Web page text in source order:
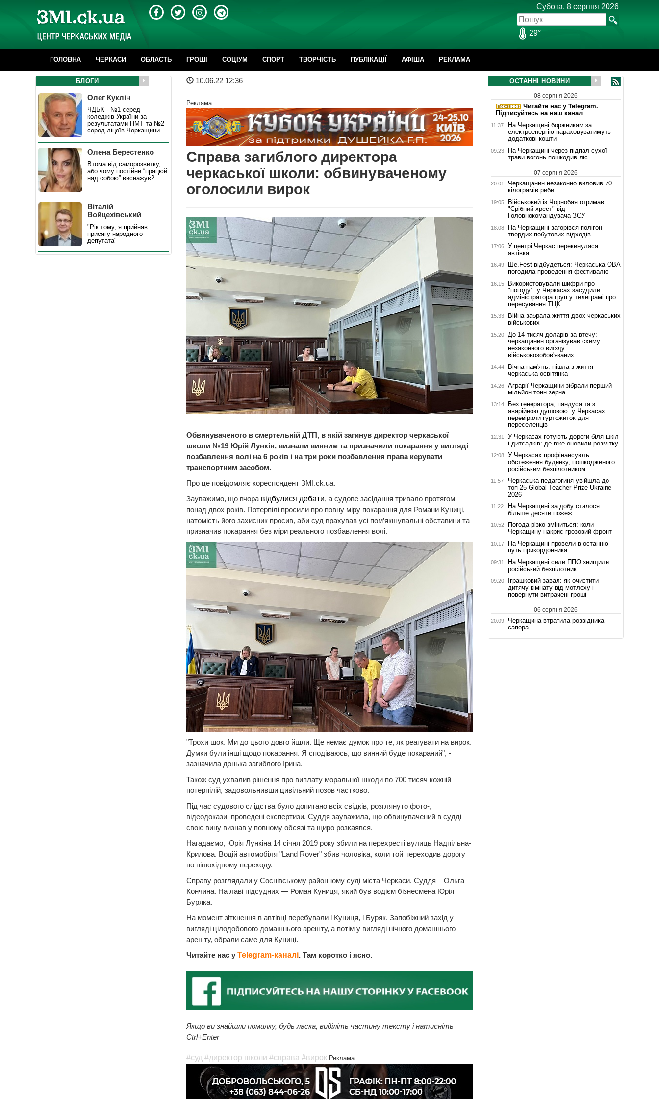
Субота, 8 серпня 2026
29°
ГОЛОВНА ЧЕРКАСИ ОБЛАСТЬ ГРОШІ CОЦІУМ СПОРТ ТВОРЧІСТЬ ПУБЛІКАЦІЇ АФІША РЕКЛАМА
10.06.22 12:36
Реклама
Справа загиблого директора
черкаської школи: обвинуваченому
оголосили вирок
Обвинуваченого в смертельній ДТП, в якій загинув директор черкаської
школи №19 Юрій Лункін, визнали винним та призначили покарання у вигляді
позбавлення волі на 6 років і на три роки позбавлення права керувати
транспортним засобом.
Про це повідомляє кореспондент ЗМІ.ck.ua.
Зауважимо, що вчора відбулися дебати, а судове засідання тривало протягом
понад двох років. Потерпілі просили про повну міру покарання для Романи Куниці,
натомість його захисник просив, аби суд врахував усі пом’якшувальні обставини та
призначив покарання без міри реального позбавлення волі.
"Трохи шок. Ми до цього довго йшли. Ще немає думок про те, як реагувати на вирок.
Думки були інші щодо покарання. Я сподіваюсь, що винний буде покараний", -
зазначила донька загиблого Ірина.
Також суд ухвалив рішення про виплату моральної шкоди по 700 тисяч кожній
потерпілій, задовольнивши цивільний позов частково.
Під час судового слідства було допитано всіх свідків, розглянуто фото-,
відеодокази, проведені експертизи. Суддя зауважила, що обвинувачений в судді
свою вину визнав у повному обсязі та щиро розкаявся.
Нагадаємо, Юрія Лункіна 14 січня 2019 року збили на перехресті вулиць Надпільна-
Крилова. Водій автомобіля "Land Rover" збив чоловіка, коли той переходив дорогу
по пішохідному переходу.
Справу розглядали у Соснівському районному суді міста Черкаси. Суддя – Ольга
Кончина. На лаві підсудних — Роман Куниця, який був водієм бізнесмена Юрія
Буряка.
На момент зіткнення в автівці перебували і Куниця, і Буряк. Запобіжний захід у
вигляді цілодобового домашнього арешту, а потім у вигляді нічного домашнього
арешту, обрали саме для Куниці.
Читайте нас у Telegram-каналі. Там коротко і ясно.
Якщо ви знайшли помилку, будь ласка, виділіть частину тексту і натисніть
Ctrl+Enter
#суд #директор школи #справа #вирок Реклама
БЛОГИ
Олег Куклін
ЧДБК - №1 серед
коледжів України за
результатами НМТ та №2
серед ліцеїв Черкащини
Олена Берестенко
Втома від саморозвитку,
або чому постійне “працюй
над собою” виснажує?
Віталій
Войцехівський
"Рік тому, я прийняв
присягу народного
депутата"
ОСТАННІ НОВИНИ
08 серпня 2026
Читайте нас у Telegram.
Підписуйтесь на наш канал
11:37
На Черкащині боржникам за
електроенергію нараховуватимуть
додаткові кошти
09:23
На Черкащині через підпал сухої
трави вогонь пошкодив ліс
07 серпня 2026
20:01
Черкащанин незаконно виловив 70
кілограмів риби
19:05
Військовий із Чорнобая отримав
"Срібний хрест" від
Головнокомандувача ЗСУ
18:08
На Черкащині загорівся полігон
твердих побутових відходів
17:06
У центрі Черкас перекинулася
автівка
16:49
Ше.Fest відбудеться: Черкаська ОВА
погодила проведення фестивалю
16:15
Використовували шифри про
"погоду": у Черкасах засудили
адміністратора груп у телеграмі про
пересування ТЦК
15:33
Війна забрала життя двох черкаських
військових
15:20
До 14 тисяч доларів за втечу:
черкащанин організував схему
незаконного виїзду
військовозобов'язаних
14:44
Вічна пам'ять: пішла з життя
черкаська освітянка
14:26
Аграрії Черкащини зібрали перший
мільйон тонн зерна
13:14
Без генератора, пандуса та з
аварійною душовою: у Черкасах
перевірили гуртожиток для
переселенців
12:31
У Черкасах готують дороги біля шкіл
і дитсадків: де вже оновили розмітку
12:08
У Черкасах профінансують
обстеження будинку, пошкодженого
російським безпілотником
11:57
Черкаська педагогиня увійшла до
топ-25 Global Teacher Prize Ukraine
2026
11:22
На Черкащині за добу сталося
більше десяти пожеж
10:52
Погода різко зміниться: коли
Черкащину накриє грозовий фронт
10:17
На Черкащині провели в останню
путь прикордонника
09:31
На Черкащині сили ППО знищили
російський безпілотник
09:20
Іграшковий завал: як очистити
дитячу кімнату від мотлоху і
повернути витрачені гроші
06 серпня 2026
20:09
Черкащина втратила розвідника-
сапера